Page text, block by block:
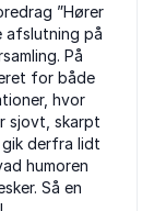
”Hører
afslutning på
På
for både
hvor
sjovt, skarpt
derfra lidt
humoren
Så en